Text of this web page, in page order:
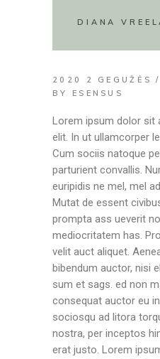
DIANA
2020 2 GEGUŽĖS
BY
ESENSUS
Lorem ipsum dolor sit
elit. In ut ullamcorper
Cum sociis natoque
parturient convallis.
euripidis ne mel, mel
Mutat de essent
prompta ass ueverit
mediocritatem has.
velit auct aliquet.
bibendum auctor, nisi
sum et sags. ed non
consequat auctor eu
sociosqu ad litora
nostra, per inceptos
erat justo. Lorem